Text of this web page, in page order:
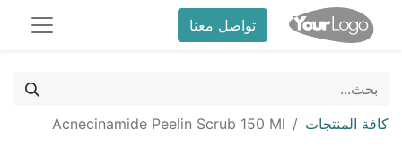
تواصل معنا
كافة المنتجات Acnecinamide Peelin Scrub 150 Ml